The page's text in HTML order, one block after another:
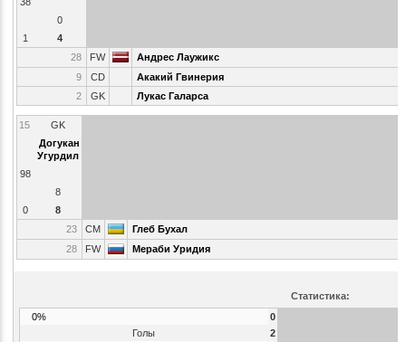
0
1
4
28
FW
Андрес Лаужикс
9
CD
Акакий Гвинерия
2
GK Лукас Галарса
15
GK
Догукан
Угурдил
98
8
0
8
23
CM
Глеб Бухал
28
FW Мераби Уридия
Статистика:
0%
0
Голы
2